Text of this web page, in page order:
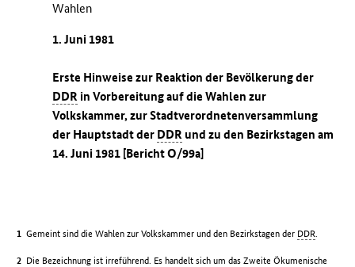
Wahlen
1. Juni 1981
Erste Hinweise zur Reaktion der Bevölkerung der
DDR in Vorbereitung auf die Wahlen zur
Volkskammer, zur Stadtverordnetenversammlung
der Hauptstadt der DDR und zu den Bezirkstagen am
14. Juni 1981 [Bericht O/99a]
Gemeint sind die Wahlen zur Volkskammer und den Bezirkstagen der DDR
Die Bezeichnung ist irreführend. Es handelt sich um das Zweite Ökumenische